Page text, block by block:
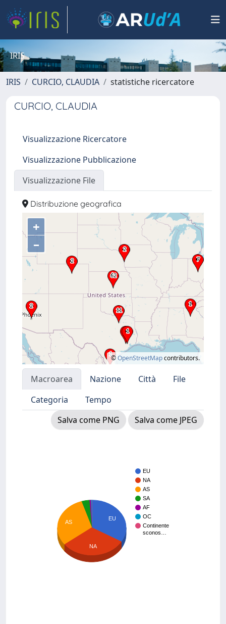
IRIS
IRIS CURCIO, CLAUDIA statistiche ricercatore
CURCIO, CLAUDIA
Visualizzazione Ricercatore
Visualizzazione Pubblicazione
Visualizzazione File
Distribuzione geografica
+
–
©OpenStreetMapcontributors.
Macroarea Nazione Città
File
Categoria
Tempo
Salva come PNG
Salva come JPEG
EU
NA
AS
SA
AF
OC
Continente
sconos…
EU
AS
NA